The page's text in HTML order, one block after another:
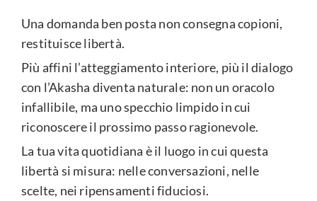
Una domanda ben posta non consegna copioni,
restituisce libertà.
Più affini l’atteggiamento interiore, più il dialogo
con l’Akasha diventa naturale: non un oracolo
infallibile, ma uno specchio limpido in cui
riconoscere il prossimo passo ragionevole.
La tua vita quotidiana è il luogo in cui questa
libertà si misura: nelle conversazioni, nelle
scelte, nei ripensamenti fiduciosi.